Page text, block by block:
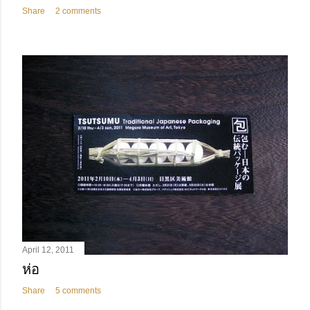
Share 2 comments
April 12, 2011
ห่อ
Share 5 comments